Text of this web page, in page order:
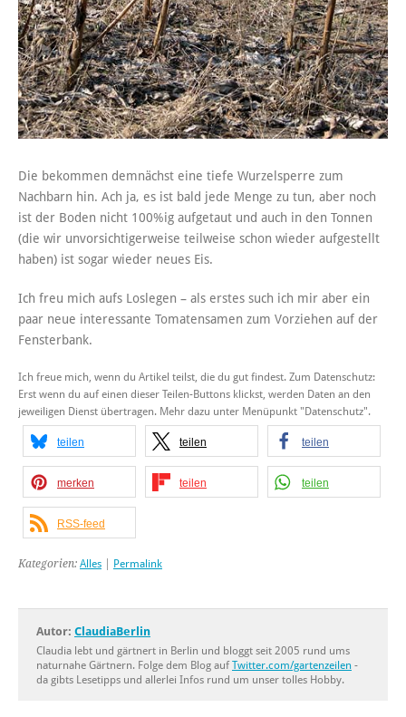
Die bekommen demnächst eine tiefe Wurzelsperre zum
Nachbarn hin. Ach ja, es ist bald jede Menge zu tun, aber noch
ist der Boden nicht 100%ig aufgetaut und auch in den Tonnen
(die wir unvorsichtigerweise teilweise schon wieder aufgestellt
haben) ist sogar wieder neues Eis.
Ich freu mich aufs Loslegen – als erstes such ich mir aber ein
paar neue interessante Tomatensamen zum Vorziehen auf der
Fensterbank.
Ich freue mich, wenn du Artikel teilst, die du gut findest. Zum Datenschutz:
Erst wenn du auf einen dieser Teilen-Buttons klickst, werden Daten an den
jeweiligen Dienst übertragen. Mehr dazu unter Menüpunkt "Datenschutz".
teilen teilen teilen
merken teilen teilen
RSS-feed
Kategorien: Alles Permalink
Autor: ClaudiaBerlin
Claudia lebt und gärtnert in Berlin und bloggt seit 2005 rund ums
naturnahe Gärtnern. Folge dem Blog aufTwitter.com/gartenzeilen -
da gibts Lesetipps und allerlei Infos rund um unser tolles Hobby.